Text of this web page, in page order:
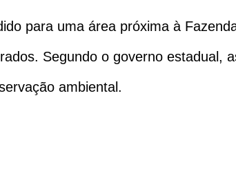
para uma área próxima à
Segundo o governo estadual,
ambiental.